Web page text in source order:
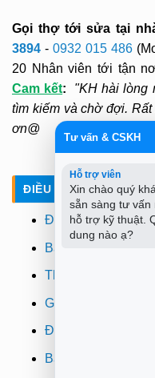
Gọi thợ tới sửa tại
3894-0932 015 486
20 Nhân viên tới tận
Cam kết:
"KH hài lòng
tìm kiếm và chờ đợi.
ơn@
ĐIỀU KHOẢN - CHÍNH
Điều khoản
Bảo mật
Thanh toán
Giao hàng
Đổi trả
Bảo hành
Tư vấn & CSKH
Hỗ trợ viên
Xin chào quý
sẵn sàng tư vấn
hỗ trợ kỹ thuật.
dung nào ạ?